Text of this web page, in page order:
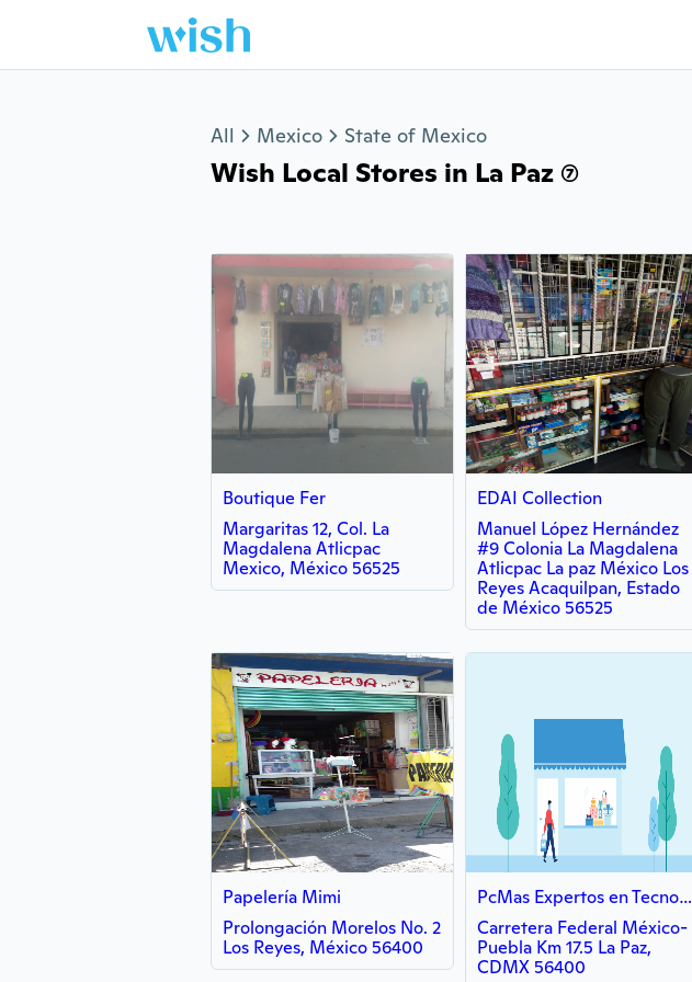
All Mexico State of Mexico
Wish Local Stores in La Paz (7)
Boutique Fer
Margaritas 12, Col. La
Magdalena Atlicpac
Mexico, México 56525
EDAI Collection
Manuel López Hernández
#9 Colonia La Magdalena
Atlicpac La paz México Los
Reyes Acaquilpan, Estado
de México 56525
Papelería Mimi
Prolongación Morelos No. 2
Los Reyes, México 56400
PcMas Expertos en Tecnología y Computo
Carretera Federal México-
Puebla Km 17.5 La Paz,
CDMX 56400